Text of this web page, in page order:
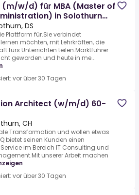
(m/w/d) für MBA (Master of
in Solothurn
DS
Plattform für.Sie verbindet
möchten, mit Lehrkräften, die
fürs Unterrichten teilen.Marktführer
geworden und heute in me...
vor über 30 Tagen
Architect (w/m/d) 60-
CH
Transformation und wollen etwas
bietet seinen Kunden einen
im Bereich IT Consulting und
unserer Arbeit machen
vor über 30 Tagen